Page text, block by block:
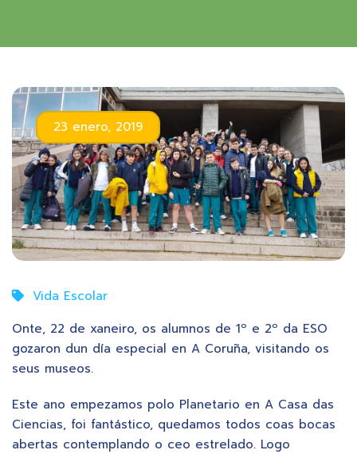
23 enero, 2019
Vida Escolar
Onte, 22 de xaneiro, os alumnos de 1º e 2º da ESO
gozaron dun día especial en A Coruña, visitando os
seus museos.
Este ano empezamos polo Planetario en A Casa das
Ciencias, foi fantástico, quedamos todos coas bocas
abertas contemplando o ceo estrelado. Logo